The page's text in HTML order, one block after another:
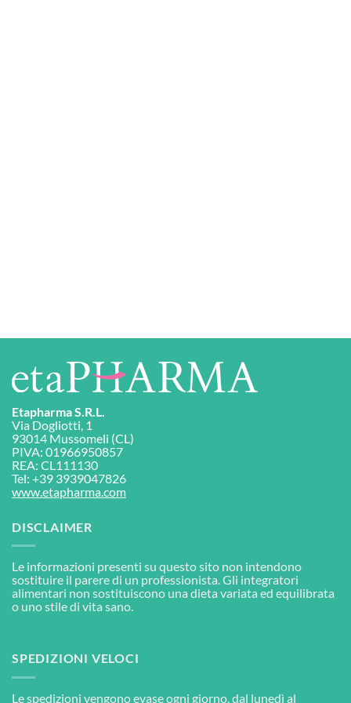
Etapharma S.R.L.
Via Dogliotti, 1
93014 Mussomeli (CL)
PIVA: 01966950857
REA: CL111130
Tel: +39 3939047826
www.etapharma.com
DISCLAIMER
Le informazioni presenti su questo sito non intendono
sostituire il parere di un professionista. Gli integratori
alimentari non sostituiscono una dieta variata ed equilibrata
o uno stile di vita sano.
SPEDIZIONI VELOCI
Le spedizioni vengono evase ogni giorno, dal lunedì al